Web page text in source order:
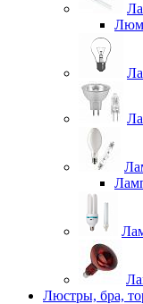
Люстры, бра,